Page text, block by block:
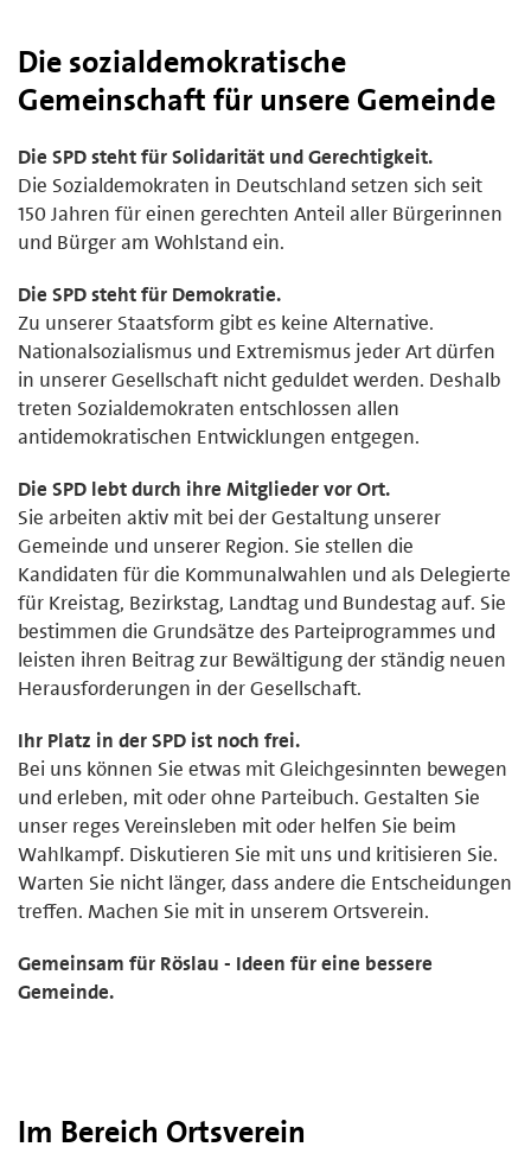
Die sozialdemokratische
Gemeinschaft für unsere Gemeinde
Die SPD steht für Solidarität und Gerechtigkeit.
Die Sozialdemokraten in Deutschland setzen sich seit
150 Jahren für einen gerechten Anteil aller Bürgerinnen
und Bürger am Wohlstand ein.
Die SPD steht für Demokratie.
Zu unserer Staatsform gibt es keine Alternative.
Nationalsozialismus und Extremismus jeder Art dürfen
in unserer Gesellschaft nicht geduldet werden. Deshalb
treten Sozialdemokraten entschlossen allen
antidemokratischen Entwicklungen entgegen.
Die SPD lebt durch ihre Mitglieder vor Ort.
Sie arbeiten aktiv mit bei der Gestaltung unserer
Gemeinde und unserer Region. Sie stellen die
Kandidaten für die Kommunalwahlen und als Delegierte
für Kreistag, Bezirkstag, Landtag und Bundestag auf. Sie
bestimmen die Grundsätze des Parteiprogrammes und
leisten ihren Beitrag zur Bewältigung der ständig neuen
Herausforderungen in der Gesellschaft.
Ihr Platz in der SPD ist noch frei.
Bei uns können Sie etwas mit Gleichgesinnten bewegen
und erleben, mit oder ohne Parteibuch. Gestalten Sie
unser reges Vereinsleben mit oder helfen Sie beim
Wahlkampf. Diskutieren Sie mit uns und kritisieren Sie.
Warten Sie nicht länger, dass andere die Entscheidungen
treffen. Machen Sie mit in unserem Ortsverein.
Gemeinsam für Röslau - Ideen für eine bessere
Gemeinde.
Im Bereich Ortsverein